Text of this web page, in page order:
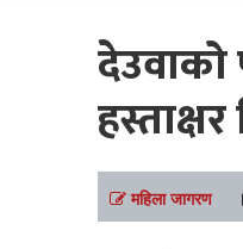
देउवाको
महिला जागरण